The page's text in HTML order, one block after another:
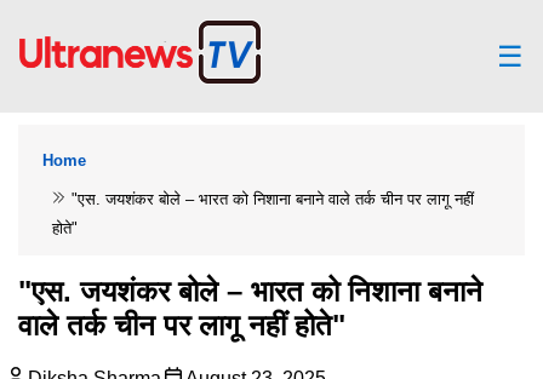
☰
Home
"एस. जयशंकर बोले – भारत को निशाना बनाने वाले तर्क चीन पर लागू नहीं
होते"
"एस. जयशंकर बोले – भारत को निशाना बनाने
वाले तर्क चीन पर लागू नहीं होते"